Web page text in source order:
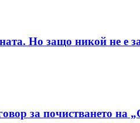
Но защо никой не е
за почистването на